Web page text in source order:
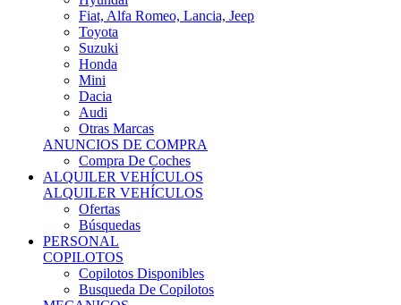
Toyota
Suzuki
Honda
Mini
Dacia
Audi
Otras Marcas
ANUNCIOS DE COMPRA
Compra De Coches
ALQUILER VEHÍCULOS
ALQUILER VEHÍCULOS
Ofertas
Búsquedas
PERSONAL
COPILOTOS
Copilotos Disponibles
Busqueda De Copilotos
MECANICOS
Mecánicos Disponibles